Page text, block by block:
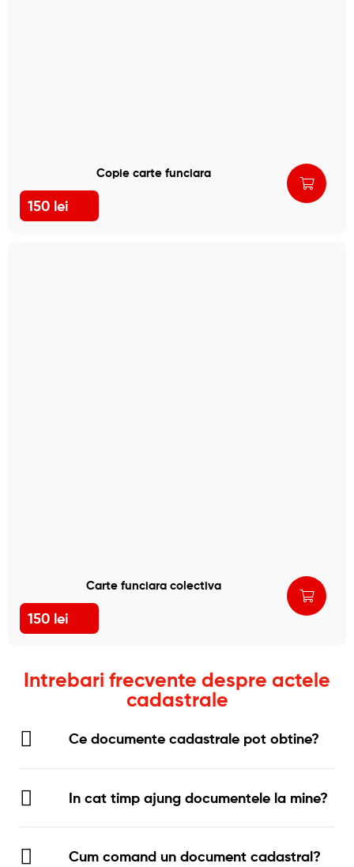
Copie carte funciara
150 lei
Carte funciara colectiva
150 lei
Intrebari frecvente despre actele
cadastrale
Ce documente cadastrale pot obtine?
In cat timp ajung documentele la mine?
Cum comand un document cadastral?